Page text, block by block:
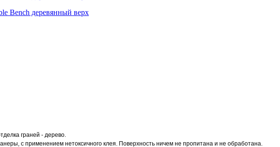
граней - дерево.
с применением нетоксичного клея. Поверхность ничем не пропитана и не обработана.